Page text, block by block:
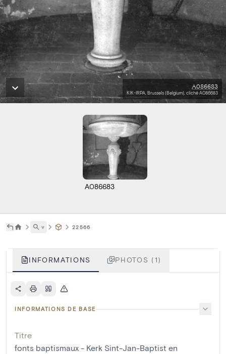
A086683
KIK-IRPA, Brussels (Belgium), cliché A086683
A086683
˅ 22566
INFORMATIONS PHOTOS (1)
INFORMATIONS DE BASE
Titre
fonts baptismaux - Kerk Sint-Jan-Baptist en